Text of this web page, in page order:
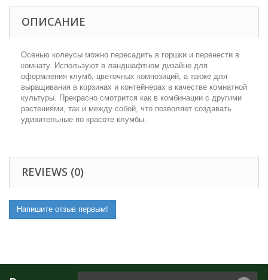
ОПИСАНИЕ
Осенью колеусы можно пересадить в горшки и перенести в
комнату. Используют в ландшафтном дизайне для
оформления клумб, цветочных композиций, а также для
выращивания в корзинах и контейнерах в качестве комнатной
культуры. Прекрасно смотрится как в комбинации с другими
растениями, так и между собой, что позволяет создавать
удивительные по красоте клумбы.
REVIEWS (0)
Напишите отзыв первым!